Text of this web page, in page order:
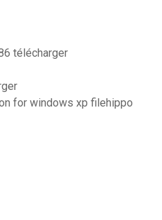
télécharger
for windows xp filehippo